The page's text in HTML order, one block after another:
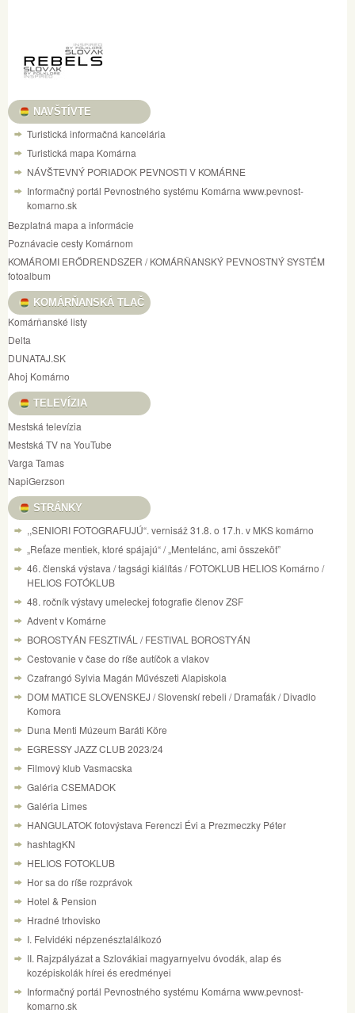
NAVŠTÍVTE
Turistická informačná kancelária
Turistická mapa Komárna
NÁVŠTEVNÝ PORIADOK PEVNOSTI V KOMÁRNE
Informačný portál Pevnostného systému Komárna www.pevnost-
komarno.sk
Bezplatná mapa a informácie
Poznávacie cesty Komárnom
KOMÁROMI ERŐDRENDSZER / KOMÁRŇANSKÝ PEVNOSTNÝ SYSTÉM
fotoalbum
KOMÁRŇANSKÁ TLAČ
Komárňanské listy
Delta
DUNATAJ.SK
Ahoj Komárno
TELEVÍZIA
Mestská televízia
Mestská TV na YouTube
Varga Tamas
NapiGerzson
STRÁNKY
,,SENIORI FOTOGRAFUJÚ“. vernisáž 31.8. o 17.h. v MKS komárno
„Reťaze mentiek, ktoré spájajú“ / „Mentelánc, ami összeköt”
46. členská výstava / tagsági kiálítás / FOTOKLUB HELIOS Komárno /
HELIOS FOTÓKLUB
48. ročník výstavy umeleckej fotografie členov ZSF
Advent v Komárne
BOROSTYÁN FESZTIVÁL / FESTIVAL BOROSTYÁN
Cestovanie v čase do ríše autíčok a vlakov
Czafrangó Sylvia Magán Művészeti Alapiskola
DOM MATICE SLOVENSKEJ / Slovenskí rebeli / Dramaťák / Divadlo
Komora
Duna Menti Múzeum Baráti Köre
EGRESSY JAZZ CLUB 2023/24
Filmový klub Vasmacska
Galéria CSEMADOK
Galéria Limes
HANGULATOK fotovýstava Ferenczi Évi a Prezmeczky Péter
hashtagKN
HELIOS FOTOKLUB
Hor sa do ríše rozprávok
Hotel & Pension
Hradné trhovisko
I. Felvidéki népzenésztalálkozó
II. Rajzpályázat a Szlovákiai magyarnyelvu óvodák, alap és
kozépiskolák hírei és eredményei
Informačný portál Pevnostného systému Komárna www.pevnost-
komarno.sk